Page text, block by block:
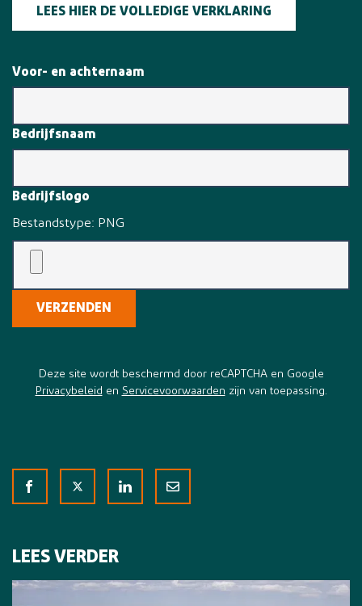
LEES HIER DE VOLLEDIGE VERKLARING
Voor- en achternaam
Bedrijfsnaam
Bedrijfslogo
Bestandstype: PNG
VERZENDEN
Deze site wordt beschermd door reCAPTCHA en Google
Privacybeleid en Servicevoorwaarden zijn van toepassing.
LEES VERDER